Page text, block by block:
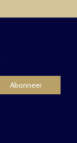
Abonneer